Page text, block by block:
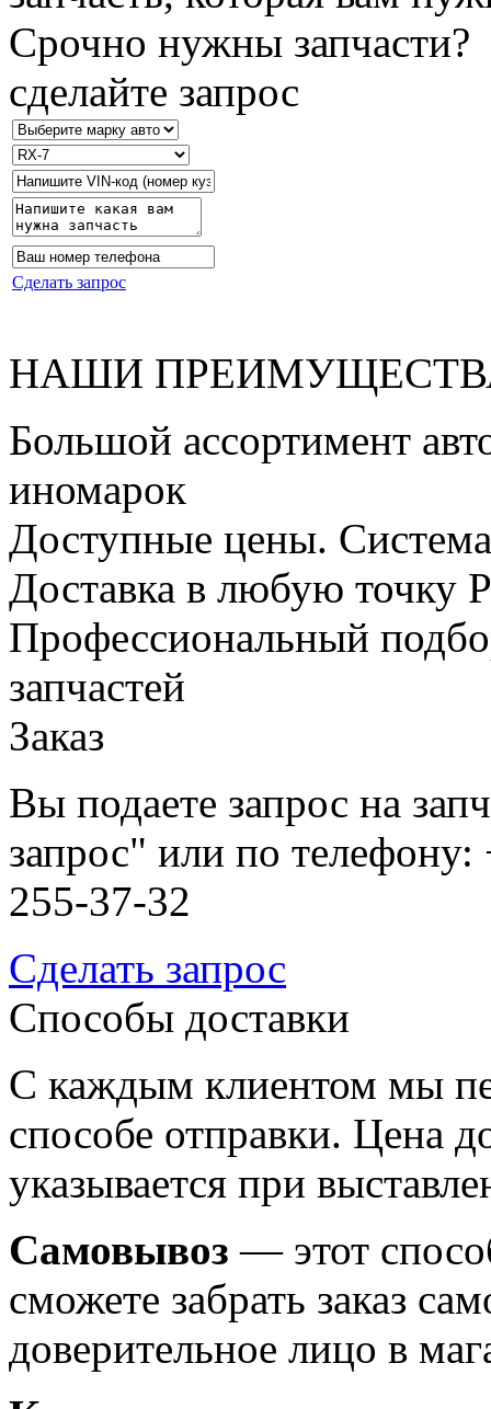
Срочно нужны запчасти?
сделайте запрос
Сделать запрос
НАШИ
Большой ассортимент
иномарок
Доступные цены.
Доставка в любую точку
Профессиональный
запчастей
Заказ
Вы подаете запрос на
запрос" или по
255-37-32
Сделать запрос
Способы доставки
С каждым клиентом мы
способе отправки. Цена
указывается при
Самовывоз — этот
сможете забрать заказ
доверительное лицо в